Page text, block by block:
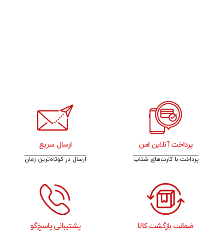
پرداخت آنلاین امن
پرداخت با کارت‌های شتاب
ارسال سریع
ارسال در کوتاه‌ترین زمان
ضمانت بازگشت کالا پشتیبانی پاسخ‌گو